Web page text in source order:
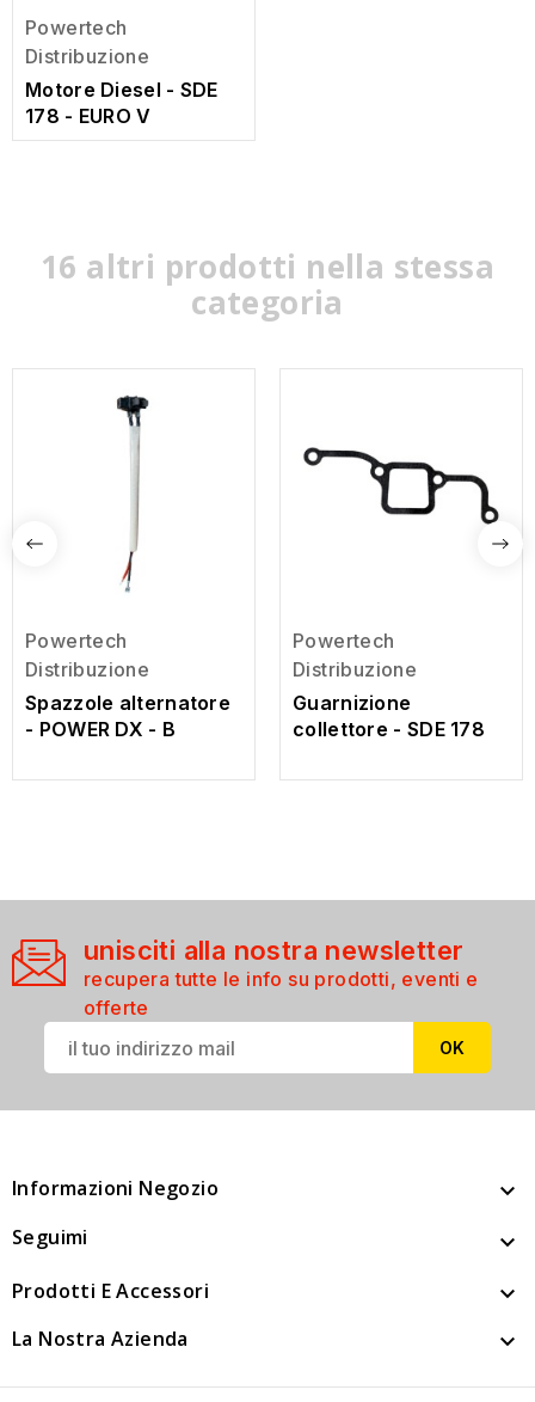
Powertech
Distribuzione
Motore Diesel - SDE
178 - EURO V
16 altri prodotti nella stessa
categoria
Powertech
Distribuzione
Spazzole alternatore
- POWER DX - B
Powertech
Distribuzione
Guarnizione
collettore - SDE 178
unisciti alla nostra newsletter
recupera tutte le info su prodotti, eventi e
offerte
Informazioni Negozio 
Seguimi 
Prodotti E Accessori 
La Nostra Azienda 